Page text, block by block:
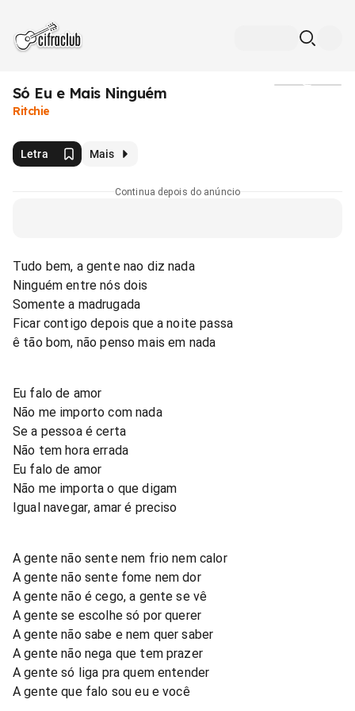
Só Eu e Mais Ninguém
Ritchie
Letra Mais
Continua depois do anúncio
Tudo bem, a gente nao diz nada
Ninguém entre nós dois
Somente a madrugada
Ficar contigo depois que a noite passa
ê tão bom, não penso mais em nada
Eu falo de amor
Não me importo com nada
Se a pessoa é certa
Não tem hora errada
Eu falo de amor
Não me importa o que digam
Igual navegar, amar é preciso
A gente não sente nem frio nem calor
A gente não sente fome nem dor
A gente não é cego, a gente se vê
A gente se escolhe só por querer
A gente não sabe e nem quer saber
A gente não nega que tem prazer
A gente só liga pra quem entender
A gente que falo sou eu e você